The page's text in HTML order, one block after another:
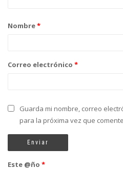
Nombre*
Correo electrónico *
Guarda mi nombre, correo
para la próxima vez que
Este @ño *